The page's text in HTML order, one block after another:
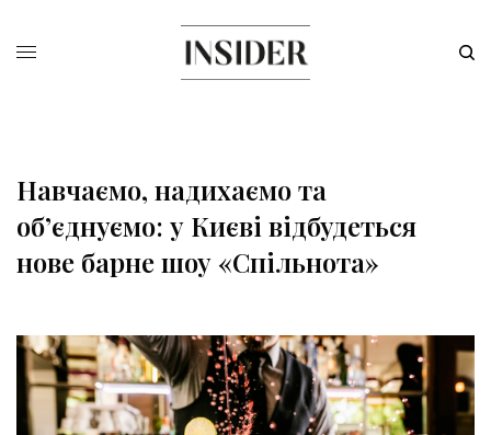
Навчаємо, надихаємо та
об’єднуємо: у Києві відбудеться
нове барне шоу «Спільнота»